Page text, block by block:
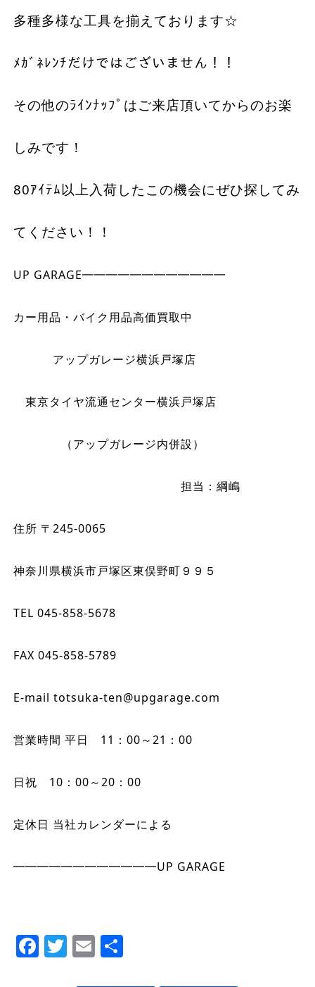
多種多様な工具を揃えております☆
ﾒｶﾞﾈﾚﾝﾁだけではございません！！
その他のﾗｲﾝﾅｯﾌﾟはご来店頂いてからのお楽
しみです！
80ｱｲﾃﾑ以上入荷したこの機会にぜひ探してみ
てください！！
UP GARAGE━━━━━━━━━━━━
カー用品・バイク用品高価買取中
アップガレージ横浜戸塚店
東京タイヤ流通センター横浜戸塚店
（アップガレージ内併設）
担当：綱嶋
住所 〒245-0065
神奈川県横浜市戸塚区東俣野町９９５
TEL 045-858-5678
FAX 045-858-5789
E-mail totsuka-ten@upgarage.com
営業時間 平日 11：00～21：00
日祝 10：00～20：00
定休日 当社カレンダーによる
━━━━━━━━━━━━UP GARAGE
Facebook
Twitter
EmailShare